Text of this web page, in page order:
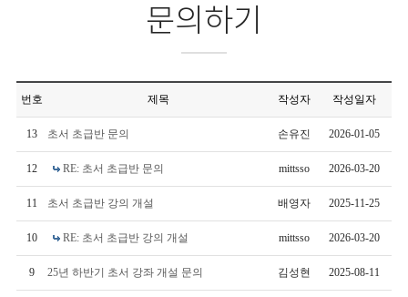
문의하기
번호 제목 작성자 작성일자
13 초서 초급반 문의 손유진 2026-01-05
12 RE: 초서 초급반 문의 mittsso 2026-03-20
11 초서 초급반 강의 개설 배영자 2025-11-25
10 RE: 초서 초급반 강의 개설 mittsso 2026-03-20
9 25년 하반기 초서 강좌 개설 문의 김성현 2025-08-11